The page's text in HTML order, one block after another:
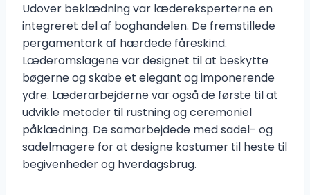
Udover beklædning var lædereksperterne en
integreret del af boghandelen. De fremstillede
pergamentark af hærdede fåreskind.
Læderomslagene var designet til at beskytte
bøgerne og skabe et elegant og imponerende
ydre. Læderarbejderne var også de første til at
udvikle metoder til rustning og ceremoniel
påklædning. De samarbejdede med sadel- og
sadelmagere for at designe kostumer til heste til
begivenheder og hverdagsbrug.